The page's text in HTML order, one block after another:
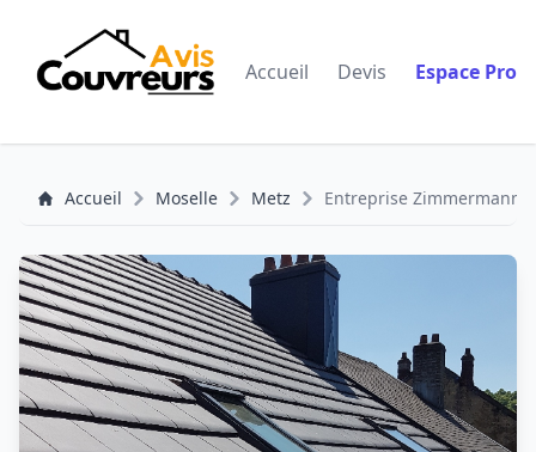
Accueil Devis Espace Pro
Accueil Moselle Metz Entreprise Zimmermann